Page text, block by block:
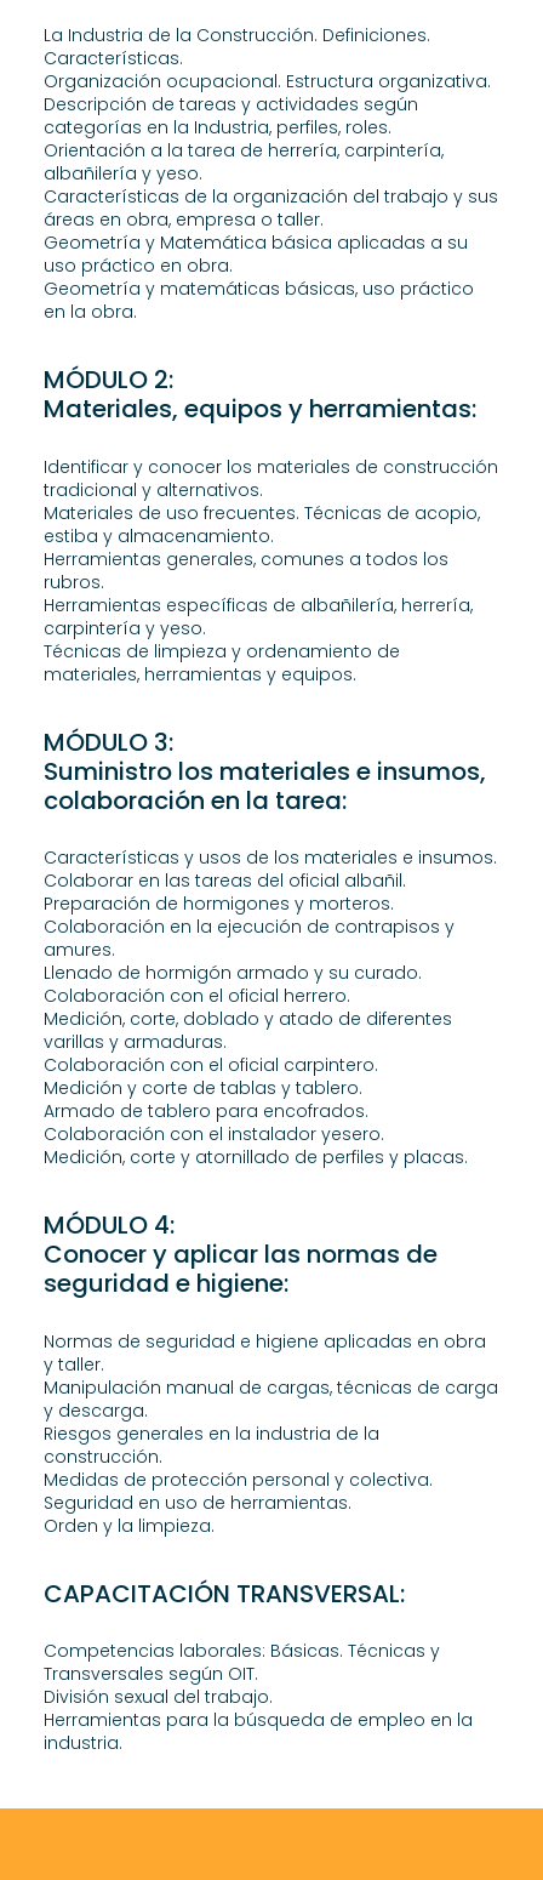
La Industria de la Construcción. Definiciones.
Características.
Organización ocupacional. Estructura organizativa.
Descripción de tareas y actividades según
categorías en la Industria, perfiles, roles.
Orientación a la tarea de herrería, carpintería,
albañilería y yeso.
Características de la organización del trabajo y sus
áreas en obra, empresa o taller.
Geometría y Matemática básica aplicadas a su
uso práctico en obra.
Geometría y matemáticas básicas, uso práctico
en la obra.
MÓDULO 2:
Materiales, equipos y herramientas:
Identificar y conocer los materiales de construcción
tradicional y alternativos.
Materiales de uso frecuentes. Técnicas de acopio,
estiba y almacenamiento.
Herramientas generales, comunes a todos los
rubros.
Herramientas específicas de albañilería, herrería,
carpintería y yeso.
Técnicas de limpieza y ordenamiento de
materiales, herramientas y equipos.
MÓDULO 3:
Suministro los materiales e insumos,
colaboración en la tarea:
Características y usos de los materiales e insumos.
Colaborar en las tareas del oficial albañil.
Preparación de hormigones y morteros.
Colaboración en la ejecución de contrapisos y
amures.
Llenado de hormigón armado y su curado.
Colaboración con el oficial herrero.
Medición, corte, doblado y atado de diferentes
varillas y armaduras.
Colaboración con el oficial carpintero.
Medición y corte de tablas y tablero.
Armado de tablero para encofrados.
Colaboración con el instalador yesero.
Medición, corte y atornillado de perfiles y placas.
MÓDULO 4:
Conocer y aplicar las normas de
seguridad e higiene:
Normas de seguridad e higiene aplicadas en obra
y taller.
Manipulación manual de cargas, técnicas de carga
y descarga.
Riesgos generales en la industria de la
construcción.
Medidas de protección personal y colectiva.
Seguridad en uso de herramientas.
Orden y la limpieza.
CAPACITACIÓN TRANSVERSAL:
Competencias laborales: Básicas. Técnicas y
Transversales según OIT.
División sexual del trabajo.
Herramientas para la búsqueda de empleo en la
industria.